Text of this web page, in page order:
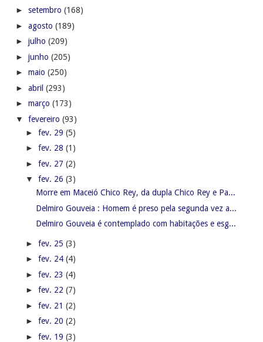
► setembro (168)
► agosto (189)
► julho (209)
► junho (205)
► maio (250)
► abril (293)
► março (173)
▼ fevereiro (93)
► fev. 29 (5)
► fev. 28 (1)
► fev. 27 (2)
▼ fev. 26 (3)
Morre em Maceió Chico Rey, da dupla Chico Rey e Pa...
Delmiro Gouveia : Homem é preso pela segunda vez a...
Delmiro Gouveia é contemplado com habitações e esg...
► fev. 25 (3)
► fev. 24 (4)
► fev. 23 (4)
► fev. 22 (7)
► fev. 21 (2)
► fev. 20 (2)
► fev. 19 (3)